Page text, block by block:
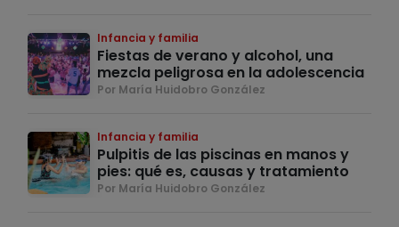
Infancia y familia
Fiestas de verano y alcohol, una
mezcla peligrosa en la adolescencia
Por María Huidobro González
Infancia y familia
Pulpitis de las piscinas en manos y
pies: qué es, causas y tratamiento
Por María Huidobro González